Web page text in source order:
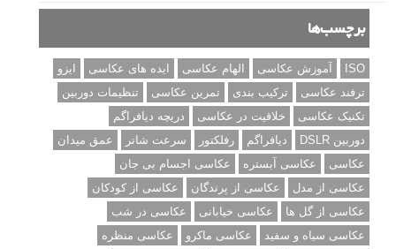
برچسب‌ها
ISO آموزش عکاسی الهام عکاسی ایده های عکاسی
ایزو
ترفند عکاسی
ترکیب بندی تمرین عکاسی
تنظیمات دوربین
تکنیک عکاسی
خلاقیت در عکاسی
دریچه دیافراگم
دوربین DSLR
دیافراگم رفلکتور سرعت شاتر
عمق میدان
عکاسی
عکاسی آبستره
عکاسی اجسام بی جان
عکاسی از مدل
عکاسی از پرندگان
عکاسی از کودکان
عکاسی از گل ها
عکاسی خیابانی
عکاسی در شب
عکاسی سیاه و سفید
عکاسی ماکرو
عکاسی منظره